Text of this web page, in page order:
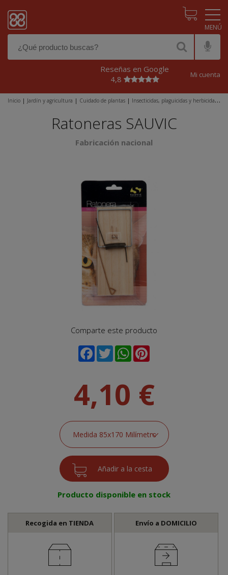
Reseñas en Google
4,8
Mi cuenta
Inicio | Jardín y agricultura | Cuidado de plantas | Insecticidas, plaguicidas y herbicidas
Comparte este producto
Ratoneras SAUVIC
Fabricación nacional
4,10 €
Producto disponible en stock
Recogida en TIENDA Envío a DOMICILIO